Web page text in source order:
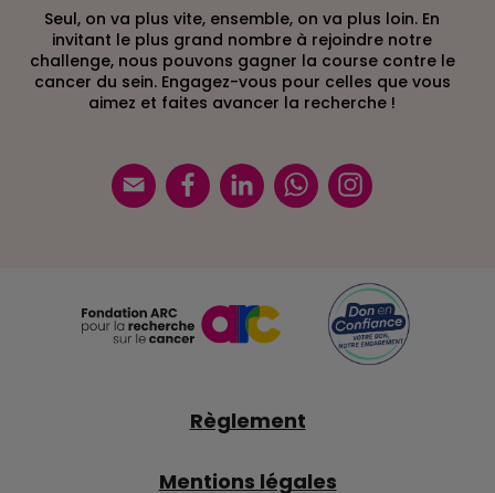
Seul, on va plus vite, ensemble, on va plus loin. En
invitant le plus grand nombre à rejoindre notre
challenge, nous pouvons gagner la course contre le
cancer du sein. Engagez-vous pour celles que vous
aimez et faites avancer la recherche !
Règlement
Mentions légales